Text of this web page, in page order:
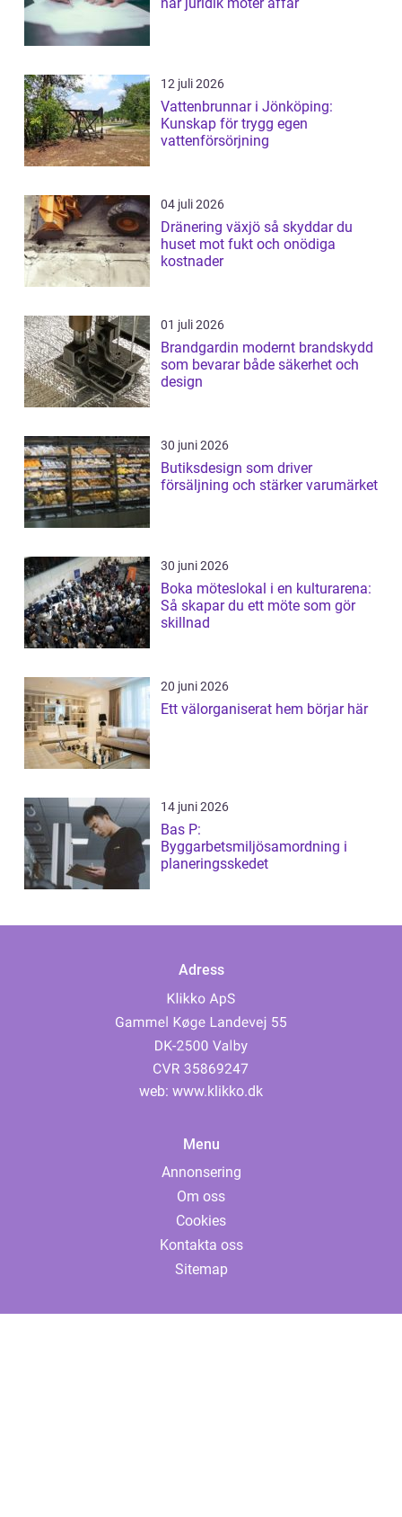
12 juli 2026
Vattenbrunnar i Jönköping:
Kunskap för trygg egen
vattenförsörjning
04 juli 2026
Dränering växjö så skyddar du
huset mot fukt och onödiga
kostnader
01 juli 2026
Brandgardin modernt brandskydd
som bevarar både säkerhet och
design
30 juni 2026
Butiksdesign som driver
försäljning och stärker varumärket
30 juni 2026
Boka möteslokal i en kulturarena:
Så skapar du ett möte som gör
skillnad
20 juni 2026
Ett välorganiserat hem börjar här
14 juni 2026
Bas P:
Byggarbetsmiljösamordning i
planeringsskedet
Adress
web: www.klikko.dk
Menu
Annonsering
Om oss
Cookies
Kontakta oss
Sitemap